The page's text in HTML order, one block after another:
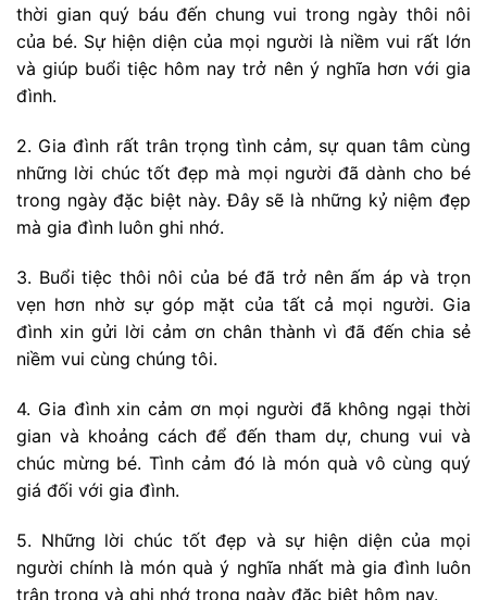
thời gian quý báu đến chung vui trong ngày thôi nôi
của bé. Sự hiện diện của mọi người là niềm vui rất lớn
và giúp buổi tiệc hôm nay trở nên ý nghĩa hơn với gia
đình.
2. Gia đình rất trân trọng tình cảm, sự quan tâm cùng
những lời chúc tốt đẹp mà mọi người đã dành cho bé
trong ngày đặc biệt này. Đây sẽ là những kỷ niệm đẹp
mà gia đình luôn ghi nhớ.
3. Buổi tiệc thôi nôi của bé đã trở nên ấm áp và trọn
vẹn hơn nhờ sự góp mặt của tất cả mọi người. Gia
đình xin gửi lời cảm ơn chân thành vì đã đến chia sẻ
niềm vui cùng chúng tôi.
4. Gia đình xin cảm ơn mọi người đã không ngại thời
gian và khoảng cách để đến tham dự, chung vui và
chúc mừng bé. Tình cảm đó là món quà vô cùng quý
giá đối với gia đình.
5. Những lời chúc tốt đẹp và sự hiện diện của mọi
người chính là món quà ý nghĩa nhất mà gia đình luôn
trân trọng và ghi nhớ trong ngày đặc biệt hôm nay.